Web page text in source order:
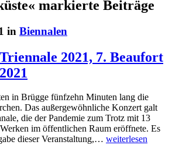
markierte Beiträge
in Biennalen
2021, 7. Beaufort
in Brügge fünfzehn Minuten lang die
Das außergewöhnliche Konzert galt
die der Pandemie zum Trotz mit 13
im öffentlichen Raum eröffnete. Es
dieser Veranstaltung,… weiterlesen